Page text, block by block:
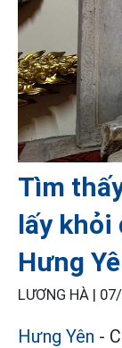
Tìm
lấy khỏi
Hưng
LƯƠNG HÀ |
Hưng Yên -